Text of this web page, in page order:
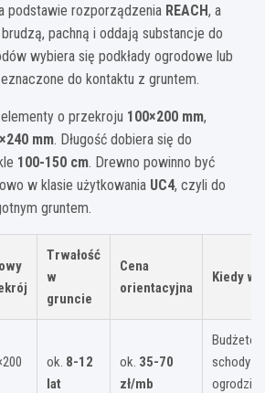
podstawie rozporządzenia REACH, a
pachną i oddają substancje do
wybiera się podkłady ogrodowe lub
do kontaktu z gruntem.
o przekroju 100×200 mm,
mm. Długość dobiera się do
100-150 cm. Drewno powinno być
w klasie użytkowania UC4, czyli do
gruntem.
Trwałość
w
gruncie
Cena
orientacyjna
Kiedy
ok. 8-12
lat
ok. 35-70
zł/mb
schody w
ogrodzie